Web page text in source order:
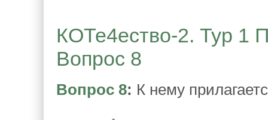
КОТе4ество-2. Тур 1
Вопрос 8
Вопрос 8: К нему